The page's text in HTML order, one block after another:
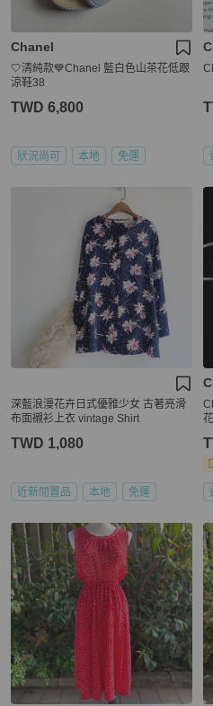
Chanel
🤍清純款💙Chanel 藍白色山茶花低跟
涼鞋38
TWD 6,800
狀況尚可 本地 免運
深藍浪漫花卉日式優雅少女 古著亮滑
布面襯衫上衣 vintage Shirt
TWD 1,080
近新閒置品 本地 免運